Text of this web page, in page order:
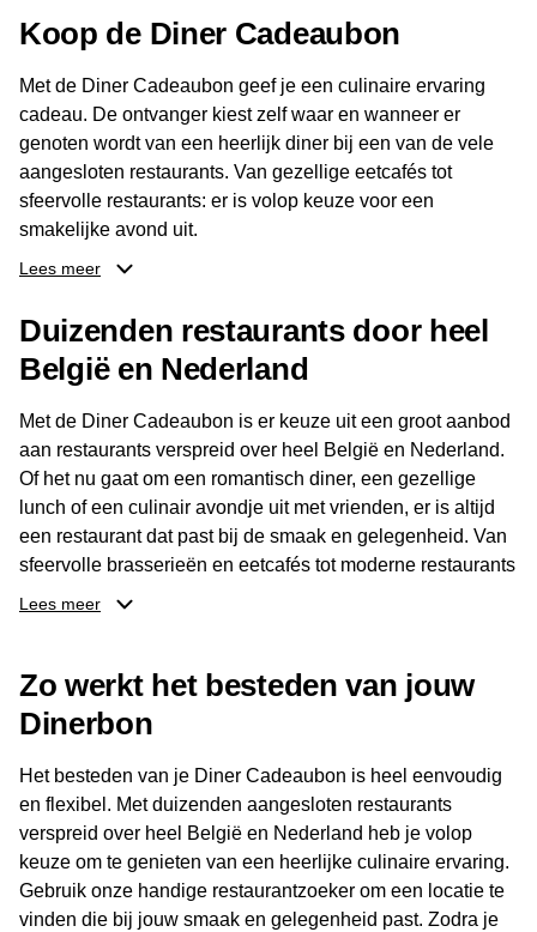
Koop de Diner Cadeaubon
Met de Diner Cadeaubon geef je een culinaire ervaring
cadeau. De ontvanger kiest zelf waar en wanneer er
genoten wordt van een heerlijk diner bij een van de vele
aangesloten restaurants. Van gezellige eetcafés tot
sfeervolle restaurants: er is volop keuze voor een
smakelijke avond uit.
ontvanger eenvoudig een locatie kiezen die past bij de
smaak en gelegenheid. Zo geeft de Diner Cadeaubon niet
alleen een diner, maar ook een gezellig moment om
Lees meer
Duizenden restaurants door heel
België en Nederland
Met de Diner Cadeaubon is er keuze uit een groot aanbod
aan restaurants verspreid over heel België en Nederland.
Of het nu gaat om een romantisch diner, een gezellige
lunch of een culinair avondje uit met vrienden, er is altijd
een restaurant dat past bij de smaak en gelegenheid. Van
sfeervolle brasserieën en eetcafés tot moderne restaurants
en gastronomische locaties: er is voor ieder wat wils.
buurt, bijvoorbeeld in Brussel, Antwerpen, Gent of Brugge.
De ontvanger kiest zelf waar en wanneer er wordt genoten
van deze culinaire ervaring. Zo is de Diner Cadeaubon
niet alleen een diner, maar een bijzondere belevenis.
Lees meer
Zo werkt het besteden van jouw
Dinerbon
Het besteden van je Diner Cadeaubon is heel eenvoudig
en flexibel. Met duizenden aangesloten restaurants
verspreid over heel België en Nederland heb je volop
keuze om te genieten van een heerlijke culinaire ervaring.
Gebruik onze handige restaurantzoeker om een locatie te
vinden die bij jouw smaak en gelegenheid past. Zodra je